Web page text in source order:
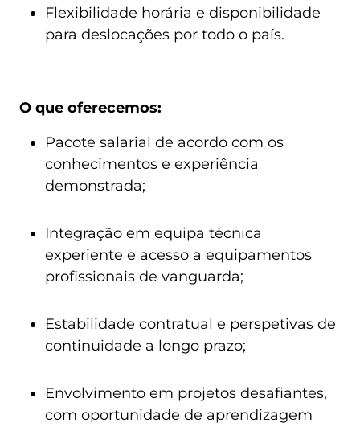
Flexibilidade horária e disponibilidade
para deslocações por todo o país.
O que oferecemos:
Pacote salarial de acordo com os
conhecimentos e experiência
demonstrada;
Integração em equipa técnica
experiente e acesso a equipamentos
profissionais de vanguarda;
Estabilidade contratual e perspetivas de
continuidade a longo prazo;
Envolvimento em projetos desafiantes,
com oportunidade de aprendizagem